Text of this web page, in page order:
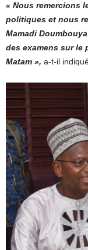
« Nous remercions
politiques et nous
Mamadi
des examens sur le
Matam », a-t-il